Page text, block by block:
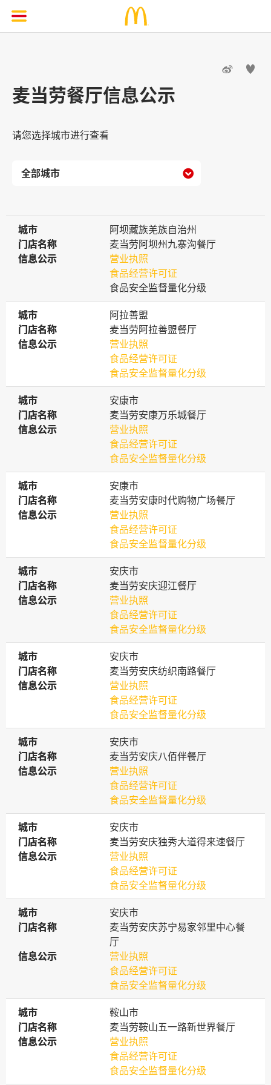
 
麦当劳餐厅信息公示
请您选择城市进行查看

城市
城市
阿坝藏族羌族自治州
门店名称
门店名称
麦当劳阿坝州九寨沟餐厅
信息公示
信息公示
营业执照
食品经营许可证
食品安全监督量化分级
城市
城市
阿拉善盟
门店名称
门店名称
麦当劳阿拉善盟餐厅
信息公示
信息公示
营业执照
食品经营许可证
食品安全监督量化分级
城市
城市
安康市
门店名称
门店名称
麦当劳安康万乐城餐厅
信息公示
信息公示
营业执照
食品经营许可证
食品安全监督量化分级
城市
城市
安康市
门店名称
门店名称
麦当劳安康时代购物广场餐厅
信息公示
信息公示
营业执照
食品经营许可证
食品安全监督量化分级
城市
城市
安庆市
门店名称
门店名称
麦当劳安庆迎江餐厅
信息公示
信息公示
营业执照
食品经营许可证
食品安全监督量化分级
城市
城市
安庆市
门店名称
门店名称
麦当劳安庆纺织南路餐厅
信息公示
信息公示
营业执照
食品经营许可证
食品安全监督量化分级
城市
城市
安庆市
门店名称
门店名称
麦当劳安庆八佰伴餐厅
信息公示
信息公示
营业执照
食品经营许可证
食品安全监督量化分级
城市
城市
安庆市
门店名称
门店名称
麦当劳安庆独秀大道得来速餐厅
信息公示
信息公示
营业执照
食品经营许可证
食品安全监督量化分级
城市
城市
安庆市
门店名称
门店名称
麦当劳安庆苏宁易家邻里中心餐
厅
信息公示
信息公示
营业执照
食品经营许可证
食品安全监督量化分级
城市
城市
鞍山市
门店名称
门店名称
麦当劳鞍山五一路新世界餐厅
信息公示
信息公示
营业执照
食品经营许可证
食品安全监督量化分级